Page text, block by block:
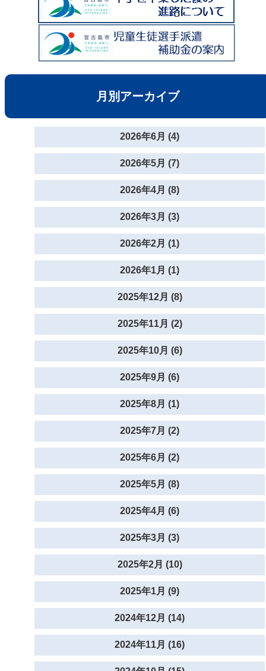
月別アーカイブ
2026年6月 (4)
2026年5月 (7)
2026年4月 (8)
2026年3月 (3)
2026年2月 (1)
2026年1月 (1)
2025年12月 (8)
2025年11月 (2)
2025年10月 (6)
2025年9月 (6)
2025年8月 (1)
2025年7月 (2)
2025年6月 (2)
2025年5月 (8)
2025年4月 (6)
2025年3月 (3)
2025年2月 (10)
2025年1月 (9)
2024年12月 (14)
2024年11月 (16)